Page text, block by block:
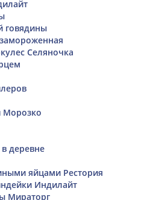
говядины
Селяночка
Морозко
деревне
яйцами Рестория
Индилайт
Мираторг